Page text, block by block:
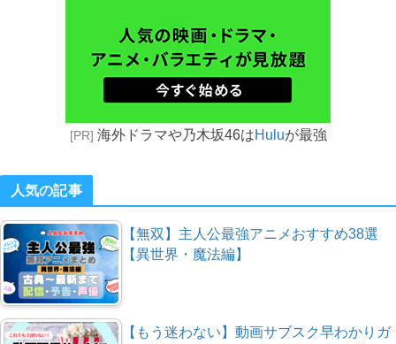
[PR] 海外ドラマや乃木坂46はHuluが最強
人気の記事
【無双】主人公最強アニメおすすめ38選
【異世界・魔法編】
【もう迷わない】動画サブスク早わかりガ